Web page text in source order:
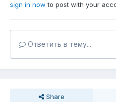
sign in now to post with your
Ответить в тему...
Share